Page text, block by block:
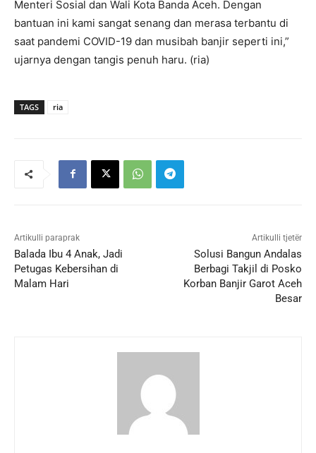
Menteri Sosial dan Wali Kota Banda Aceh. Dengan
bantuan ini kami sangat senang dan merasa terbantu di
saat pandemi COVID-19 dan musibah banjir seperti ini,”
ujarnya dengan tangis penuh haru. (ria)
TAGS ria
Artikulli paraprak
Balada Ibu 4 Anak, Jadi
Petugas Kebersihan di
Malam Hari
Artikulli tjetër
Solusi Bangun Andalas
Berbagi Takjil di Posko
Korban Banjir Garot Aceh
Besar